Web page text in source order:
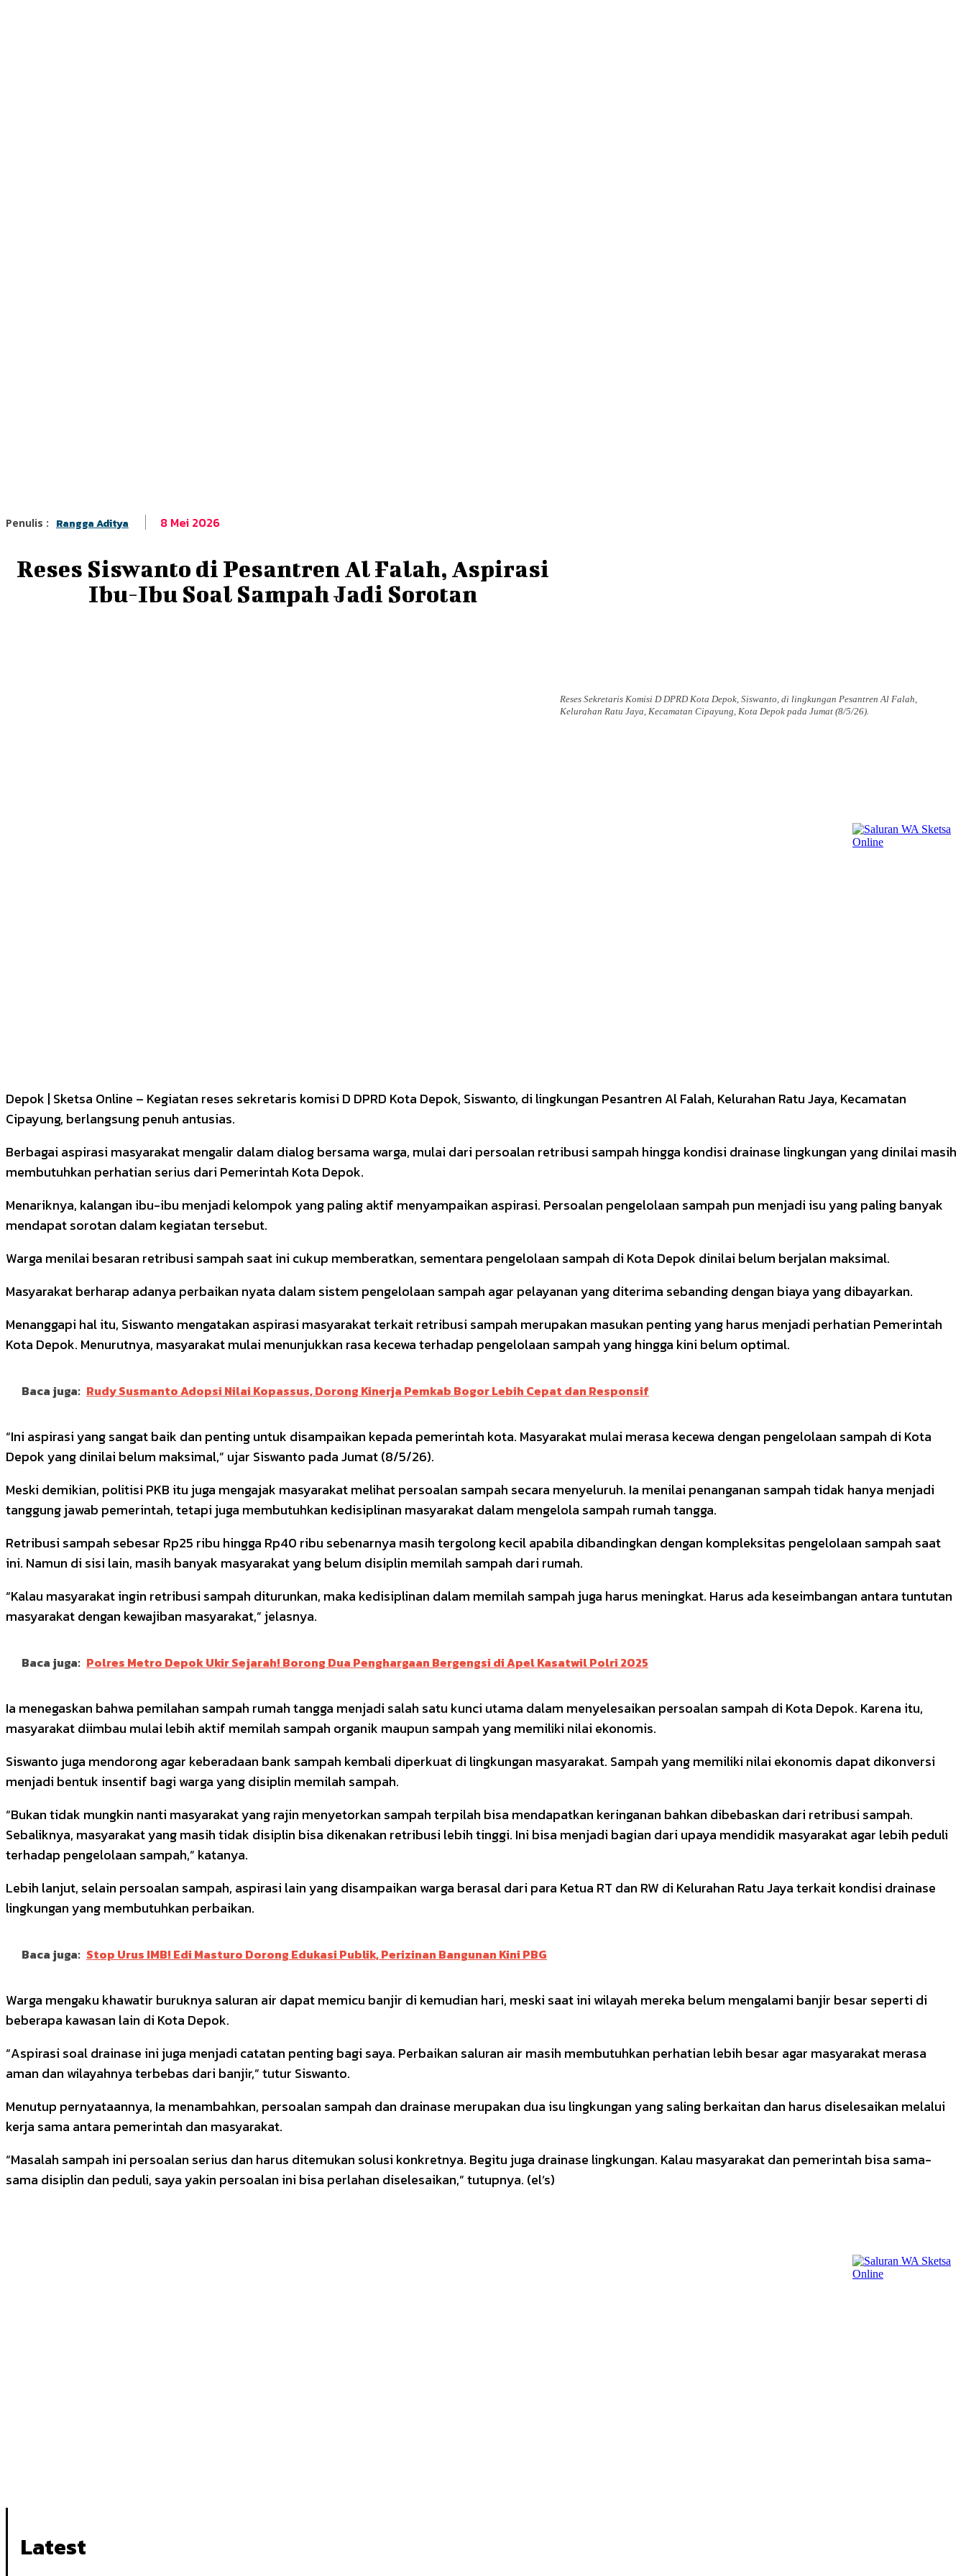
Penulis : Rangga Aditya 8 Mei 2026
Reses Siswanto di Pesantren Al Falah, Aspirasi
Ibu-Ibu Soal Sampah Jadi Sorotan
Reses Sekretaris Komisi D DPRD Kota Depok, Siswanto, di lingkungan Pesantren Al Falah,
Kelurahan Ratu Jaya, Kecamatan Cipayung, Kota Depok pada Jumat (8/5/26).
Depok | Sketsa Online – Kegiatan reses sekretaris komisi D DPRD Kota Depok, Siswanto, di lingkungan Pesantren Al Falah, Kelurahan Ratu Jaya, Kecamatan
Cipayung, berlangsung penuh antusias.
Berbagai aspirasi masyarakat mengalir dalam dialog bersama warga, mulai dari persoalan retribusi sampah hingga kondisi drainase lingkungan yang dinilai masih
membutuhkan perhatian serius dari Pemerintah Kota Depok.
Menariknya, kalangan ibu-ibu menjadi kelompok yang paling aktif menyampaikan aspirasi. Persoalan pengelolaan sampah pun menjadi isu yang paling banyak
mendapat sorotan dalam kegiatan tersebut.
Warga menilai besaran retribusi sampah saat ini cukup memberatkan, sementara pengelolaan sampah di Kota Depok dinilai belum berjalan maksimal.
Masyarakat berharap adanya perbaikan nyata dalam sistem pengelolaan sampah agar pelayanan yang diterima sebanding dengan biaya yang dibayarkan.
Menanggapi hal itu, Siswanto mengatakan aspirasi masyarakat terkait retribusi sampah merupakan masukan penting yang harus menjadi perhatian Pemerintah
Kota Depok. Menurutnya, masyarakat mulai menunjukkan rasa kecewa terhadap pengelolaan sampah yang hingga kini belum optimal.
Baca juga: Rudy Susmanto Adopsi Nilai Kopassus, Dorong Kinerja Pemkab Bogor Lebih Cepat dan Responsif
“Ini aspirasi yang sangat baik dan penting untuk disampaikan kepada pemerintah kota. Masyarakat mulai merasa kecewa dengan pengelolaan sampah di Kota
Depok yang dinilai belum maksimal,” ujar Siswanto pada Jumat (8/5/26).
Meski demikian, politisi PKB itu juga mengajak masyarakat melihat persoalan sampah secara menyeluruh. Ia menilai penanganan sampah tidak hanya menjadi
tanggung jawab pemerintah, tetapi juga membutuhkan kedisiplinan masyarakat dalam mengelola sampah rumah tangga.
Retribusi sampah sebesar Rp25 ribu hingga Rp40 ribu sebenarnya masih tergolong kecil apabila dibandingkan dengan kompleksitas pengelolaan sampah saat
ini. Namun di sisi lain, masih banyak masyarakat yang belum disiplin memilah sampah dari rumah.
“Kalau masyarakat ingin retribusi sampah diturunkan, maka kedisiplinan dalam memilah sampah juga harus meningkat. Harus ada keseimbangan antara tuntutan
masyarakat dengan kewajiban masyarakat,” jelasnya.
Baca juga: Polres Metro Depok Ukir Sejarah! Borong Dua Penghargaan Bergengsi di Apel Kasatwil Polri 2025
Ia menegaskan bahwa pemilahan sampah rumah tangga menjadi salah satu kunci utama dalam menyelesaikan persoalan sampah di Kota Depok. Karena itu,
masyarakat diimbau mulai lebih aktif memilah sampah organik maupun sampah yang memiliki nilai ekonomis.
Siswanto juga mendorong agar keberadaan bank sampah kembali diperkuat di lingkungan masyarakat. Sampah yang memiliki nilai ekonomis dapat dikonversi
menjadi bentuk insentif bagi warga yang disiplin memilah sampah.
“Bukan tidak mungkin nanti masyarakat yang rajin menyetorkan sampah terpilah bisa mendapatkan keringanan bahkan dibebaskan dari retribusi sampah.
Sebaliknya, masyarakat yang masih tidak disiplin bisa dikenakan retribusi lebih tinggi. Ini bisa menjadi bagian dari upaya mendidik masyarakat agar lebih peduli
terhadap pengelolaan sampah,” katanya.
Lebih lanjut, selain persoalan sampah, aspirasi lain yang disampaikan warga berasal dari para Ketua RT dan RW di Kelurahan Ratu Jaya terkait kondisi drainase
lingkungan yang membutuhkan perbaikan.
Baca juga: Stop Urus IMB! Edi Masturo Dorong Edukasi Publik, Perizinan Bangunan Kini PBG
Warga mengaku khawatir buruknya saluran air dapat memicu banjir di kemudian hari, meski saat ini wilayah mereka belum mengalami banjir besar seperti di
beberapa kawasan lain di Kota Depok.
“Aspirasi soal drainase ini juga menjadi catatan penting bagi saya. Perbaikan saluran air masih membutuhkan perhatian lebih besar agar masyarakat merasa
aman dan wilayahnya terbebas dari banjir,” tutur Siswanto.
Menutup pernyataannya, Ia menambahkan, persoalan sampah dan drainase merupakan dua isu lingkungan yang saling berkaitan dan harus diselesaikan melalui
kerja sama antara pemerintah dan masyarakat.
“Masalah sampah ini persoalan serius dan harus ditemukan solusi konkretnya. Begitu juga drainase lingkungan. Kalau masyarakat dan pemerintah bisa sama-
sama disiplin dan peduli, saya yakin persoalan ini bisa perlahan diselesaikan,” tutupnya. (el’s)
Latest